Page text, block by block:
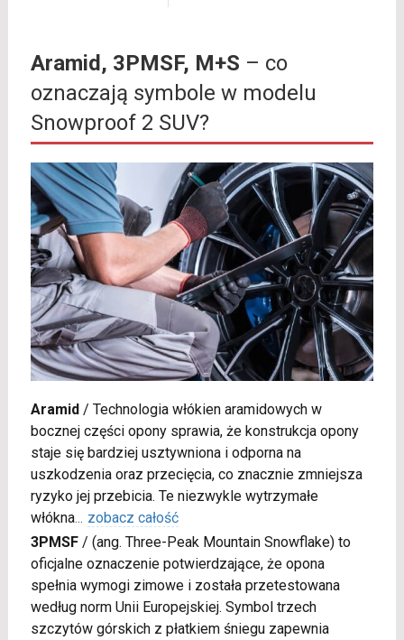
Aramid, 3PMSF, M+S – co
oznaczają symbole w modelu
Snowproof 2 SUV?
Aramid/ Technologia włókien aramidowych w
bocznej części opony sprawia, że konstrukcja opony
staje się bardziej usztywniona i odporna na
uszkodzenia oraz przecięcia, co znacznie zmniejsza
ryzyko jej przebicia. Te niezwykle wytrzymałe
włókna... zobacz całość
3PMSF/ (ang. Three-Peak Mountain Snowflake) to
oficjalne oznaczenie potwierdzające, że opona
spełnia wymogi zimowe i została przetestowana
według norm Unii Europejskiej. Symbol trzech
szczytów górskich z płatkiem śniegu zapewnia